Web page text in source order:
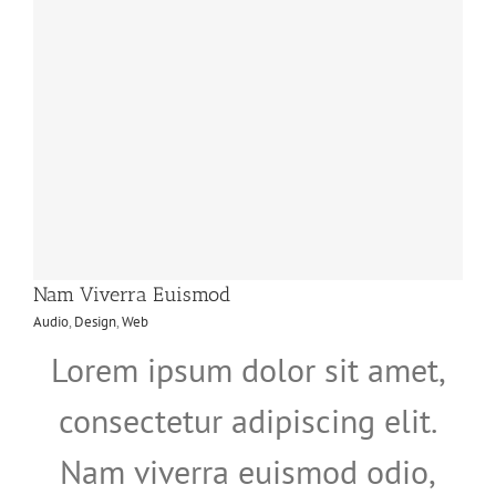
Nam Viverra Euismod
Audio, Design,Web
Lorem ipsum dolor sit amet,
consectetur adipiscing elit.
Nam viverra euismod odio,